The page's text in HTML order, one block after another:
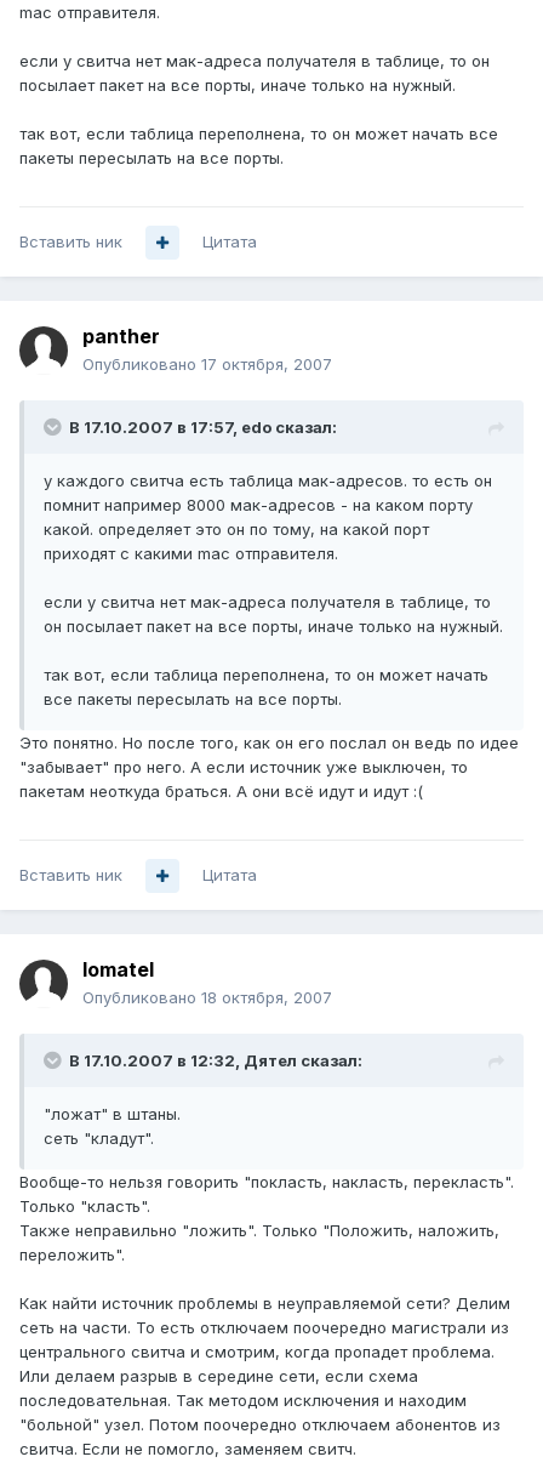
mac отправителя.
если у свитча нет мак-адреса получателя в таблице, то он
посылает пакет на все порты, иначе только на нужный.
так вот, если таблица переполнена, то он может начать все
пакеты пересылать на все порты.
Вставить ник Цитата
panther
Опубликовано 17 октября, 2007
В 17.10.2007 в 17:57, edo сказал:
у каждого свитча есть таблица мак-адресов. то есть он
помнит например 8000 мак-адресов - на каком порту
какой. определяет это он по тому, на какой порт
приходят с какими mac отправителя.
если у свитча нет мак-адреса получателя в таблице, то
он посылает пакет на все порты, иначе только на нужный.
так вот, если таблица переполнена, то он может начать
все пакеты пересылать на все порты.
Это понятно. Но после того, как он его послал он ведь по идее
"забывает" про него. А если источник уже выключен, то
пакетам неоткуда браться. А они всё идут и идут :(
Вставить ник Цитата
lomatel
Опубликовано 18 октября, 2007
В 17.10.2007 в 12:32, Дятел сказал:
"ложат" в штаны.
сеть "кладут".
Вообще-то нельзя говорить "покласть, накласть, перекласть".
Только "класть".
Также неправильно "ложить". Только "Положить, наложить,
переложить".
Как найти источник проблемы в неуправляемой сети? Делим
сеть на части. То есть отключаем поочередно магистрали из
центрального свитча и смотрим, когда пропадет проблема.
Или делаем разрыв в середине сети, если схема
последовательная. Так методом исключения и находим
"больной" узел. Потом поочередно отключаем абонентов из
свитча. Если не помогло, заменяем свитч.